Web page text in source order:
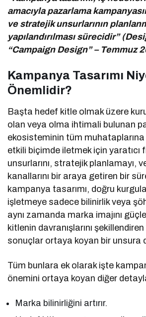
amacıyla pazarlama
ve stratejik unsurlarının
yapılandırılması sürecidir”
“Campaign Design” – Temmuz
Kampanya Tasarımı
Önemlidir?
Başta hedef kitle olmak üzere
olan veya olma ihtimali bulunan
ekosisteminin tüm muhataplarına
etkili biçimde iletmek için yaratıcı
unsurlarını, stratejik planlamayı,
kanallarını bir araya getiren bir
kampanya tasarımı, doğru
işletmeye sadece bilinirlik veya
aynı zamanda marka imajını
kitlenin davranışlarını
sonuçlar ortaya koyan bir unsura
Tüm bunlara ek olarak işte
önemini ortaya koyan diğer
Marka bilinirliğini artırır.